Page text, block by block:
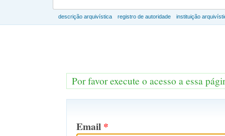
descrição arquivística registro de autoridade instituição
Por favor execute o acesso a essa
Email *